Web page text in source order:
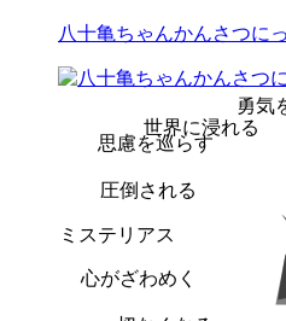
八十亀ちゃんかんさつに
勇気
心がざわめく
ミステリアス
圧倒される
思慮を巡らす
世界に浸れる